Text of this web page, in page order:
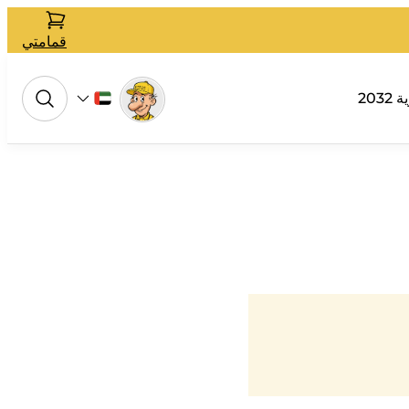
قمامتي